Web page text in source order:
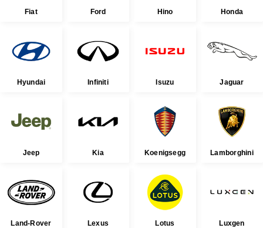
Fiat Ford Hino Honda
Hyundai Infiniti Isuzu Jaguar
Jeep Kia Koenigsegg Lamborghini
Land-Rover Lexus Lotus Luxgen